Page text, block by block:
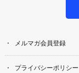
メルマガ会員登録
プライバシーポリシー